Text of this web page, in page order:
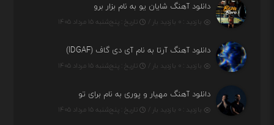
دانلود آهنگ شایان یو به نام بزار برو
بازدید : ۰ بازدید بار / تاریخ : پنج‌شنبه ۱۵ مرداد ۱۴۰۵
دانلود آهنگ آرتا به نام آی دی گاف (IDGAF)
بازدید : ۰ بازدید بار / تاریخ : پنج‌شنبه ۱۵ مرداد ۱۴۰۵
دانلود آهنگ مهیار و پوری به نام برای تو
بازدید : ۰ بازدید بار / تاریخ : پنج‌شنبه ۱۵ مرداد ۱۴۰۵